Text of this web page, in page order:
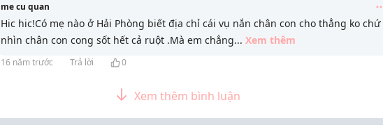
me cu quan
Hic hic!Có mẹ nào ở Hải Phòng biết địa chỉ cái vụ nắn chân con cho thẳng ko chứ
nhìn chân con cong sốt hết cả ruột .Mà em chẳng... Xem thêm
16 năm trước Trả lời 0
Xem thêm bình luận